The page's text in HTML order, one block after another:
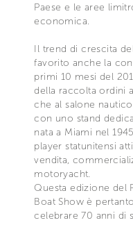
Paese e le aree
economica.
Il trend di crescita
favorito anche la
primi 10 mesi del
della raccolta ordini
che al salone
con uno stand
nata a Miami nel
player statunitensi
vendita,
motoryacht.
Questa edizione del
Boat Show è
celebrare 70 anni di